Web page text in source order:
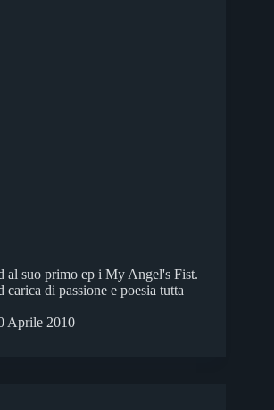
al suo primo ep i My Angel's Fist.
carica di passione e poesia tutta
Aprile 2010